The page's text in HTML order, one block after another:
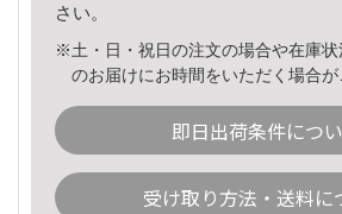
さい。
※土・日・祝日の注文の場合や在庫状
のお届けにお時間をいただく場合が
即日出荷条件につ
受け取り方法・送料に